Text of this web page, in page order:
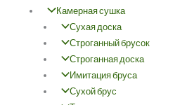
Камерная сушка
Сухая доска
Строганный брусок
Строганная доска
Имитация бруса
Сухой брус